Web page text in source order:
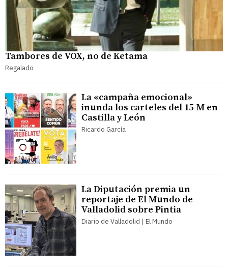
Tambores de VOX, no de Ketama
Regalado
La «campaña emocional»
inunda los carteles del 15-M en
Castilla y León
Ricardo García
La Diputación premia un
reportaje de El Mundo de
Valladolid sobre Pintia
Diario de Valladolid | El Mundo